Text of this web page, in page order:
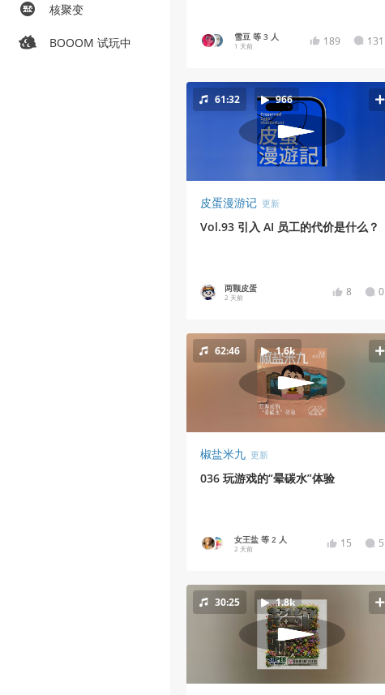
核聚变
BOOOM 试玩中 雪豆 等 3 人
1 天前 189 131
61:32 966
皮蛋漫游记 更新
Vol.93 引入 AI 员工的代价是什么？
两颗皮蛋
2 天前 8 0
62:46 1.6k
椒盐米九 更新
036 玩游戏的“晕碳水”体验
女王盐 等 2 人
2 天前 15 5
30:25 1.8k